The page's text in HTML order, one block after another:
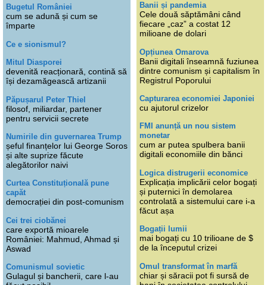
Bugetul României
cum se adună și cum se
împarte
Ce e sionismul?
Mitul Diasporei
devenită reacționară, contină să
își dezamăgească artizanii
Păpușarul Peter Thiel
filosof, miliardar, partener
pentru servicii secrete
Numirile din guvernarea Trump
șeful finanțelor lui George Soros
și alte suprize făcute
alegătorilor naivi
Curtea Constituțională pune
capăt
democrației din post-comunism
Cei trei ciobănei
care exportă mioarele
României: Mahmud, Ahmad și
Aswad
Comunismul sovietic
Gulagul și bancherii, care l-au
Banii și pandemia
Cele două săptămâni când
fiecare „caz” a costat 12
milioane de dolari
Opțiunea Omarova
Banii digitali înseamnă fuziunea
dintre comunism și capitalism în
Registrul Poporului
Capturarea economiei Japoniei
cu ajutorul crizelor
FMI anunță un nou sistem
monetar
cum ar putea spulbera banii
digitali economiile din bănci
Logica distrugerii economice
Explicația implicării celor bogați
și puternici în demolarea
controlată a sistemului care i-a
făcut așa
Bogații lumii
mai bogați cu 10 trilioane de $
de la începutul crizei
Omul transformat în marfă
chiar și săracii pot fi sursă de